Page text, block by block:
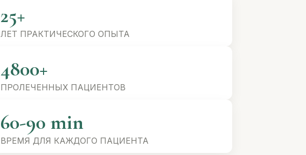
25+
ЛЕТ ПРАКТИЧЕСКОГО ОПЫТА
4800+
ПРОЛЕЧЕННЫХ ПАЦИЕНТОВ
60-90 min
ВРЕМЯ ДЛЯ КАЖДОГО ПАЦИЕНТА